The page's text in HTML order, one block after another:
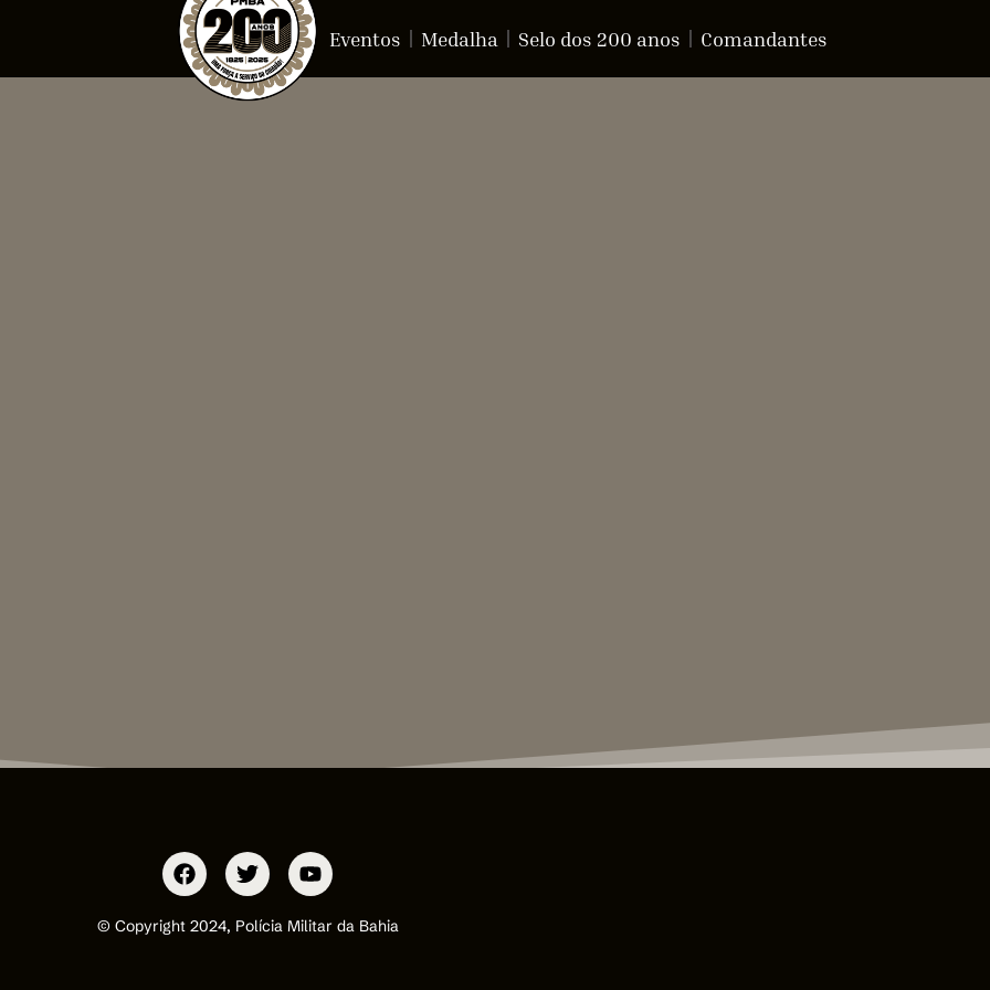
Eventos Medalha Selo dos 200 anos Comandantes
© Copyright 2024, Polícia Militar da Bahia